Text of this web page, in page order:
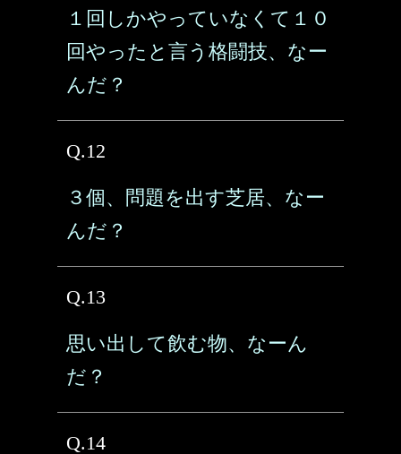
１回しかやっていなくて１０
回やったと言う格闘技、なー
んだ？
Q.12
３個、問題を出す芝居、なー
んだ？
Q.13
思い出して飲む物、なーん
だ？
Q.14